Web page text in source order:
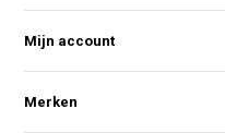
Mijn account
Merken